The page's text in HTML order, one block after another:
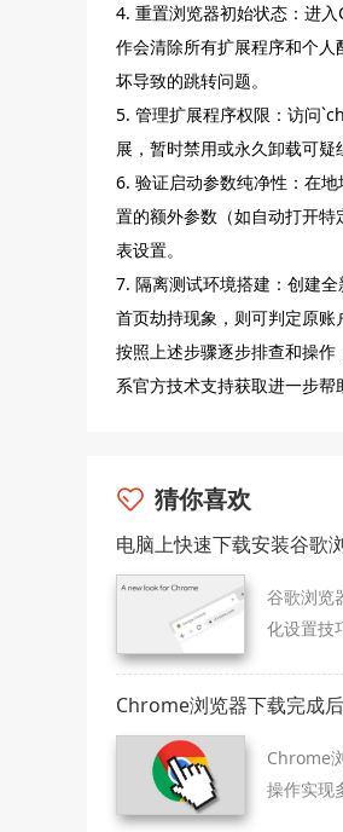
4. 重置浏览器初始状态：进入
作会清除所有扩展程序和个
坏导致的跳转问题。
5. 管理扩展程序权限：访问
展，暂时禁用或永久卸载可
6. 验证启动参数纯净性：在
置的额外参数（如自动打开
表设置。
7. 隔离测试环境搭建：创建
首页劫持现象，则可判定原账
按照上述步骤逐步排查和操
系官方技术支持获取进一步帮
猜你喜欢
电脑上快速下载安装谷歌
谷歌浏览
化设置技
Chrome浏览器下载完成
Chrome
操作实现